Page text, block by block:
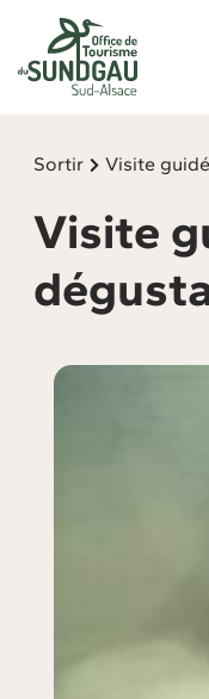
Sortir Visite
Visite
Panneau de gestion